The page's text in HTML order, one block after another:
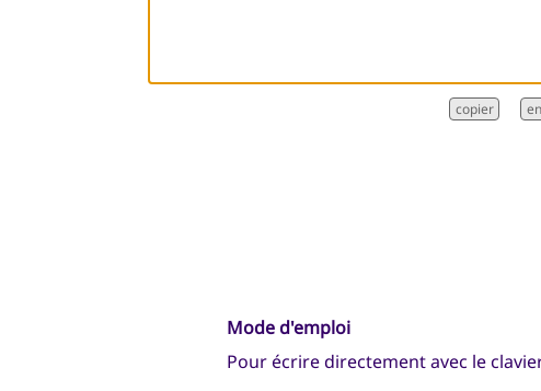
Mode d'emploi
Pour écrire directement avec le